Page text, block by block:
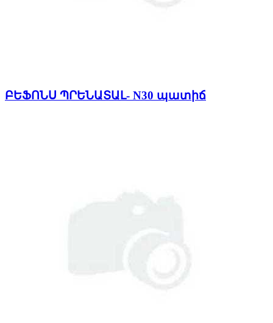
ԲԵՖՈՆՍ ՊՐԵՆԱՏԱԼ- N30 պատիճ